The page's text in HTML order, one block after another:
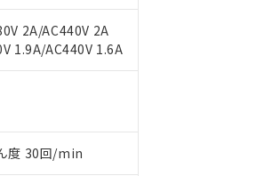
2A/AC440V 2A
1.9A/AC440V 1.6A
度 30回/min
況および標準価格(税抜)を提供させていた
外となる商品もあることをご了承ください
日時点での社内データに基づき作成される
格とは異なる場合があることをご了承くだ
たはお客様担当のオムロン制御機器販売店
以下、
、ポリ臭化ジフェニルエーテル類(PBDE) 1000ppm以
酸ブチルベンジル（BBP） 1000ppm以下、フタル酸ジ
を確認しています。
ることを示します。
ることを示します。
。
ポリ臭化ジフェニルエーテル類) : 1000ppm、
易法に定める商品（以下｢規制貨物等」とい
の輸出許可(または役務取引許可)を取得す
、違法に輸出されないよう必要な手段を講
兵器またはその他武器並びにこれらの製造